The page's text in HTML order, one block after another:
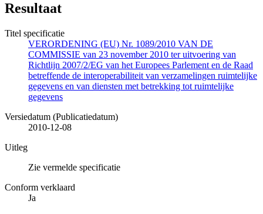
Resultaat
Titel specificatie
VERORDENING (EU) Nr. 1089/2010 VAN DE
COMMISSIE van 23 november 2010 ter uitvoering van
Richtlijn 2007/2/EG van het Europees Parlement en de Raad
betreffende de interoperabiliteit van verzamelingen ruimtelijke
gegevens en van diensten met betrekking tot ruimtelijke
gegevens
Versiedatum (Publicatiedatum)
2010-12-08
Uitleg
Zie vermelde specificatie
Conform verklaard
Ja